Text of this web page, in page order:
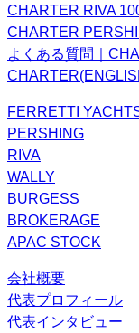
CHARTER RIVA
CHARTER
よくある質問｜
FERRETTI
PERSHING
RIVA
WALLY
BURGESS
BROKERAGE
APAC STOCK
会社概要
代表プロフィール
代表インタビュー